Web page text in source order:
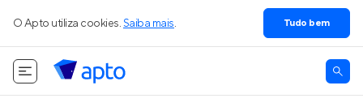
O Apto utiliza cookies. Saiba mais. Tudo bem